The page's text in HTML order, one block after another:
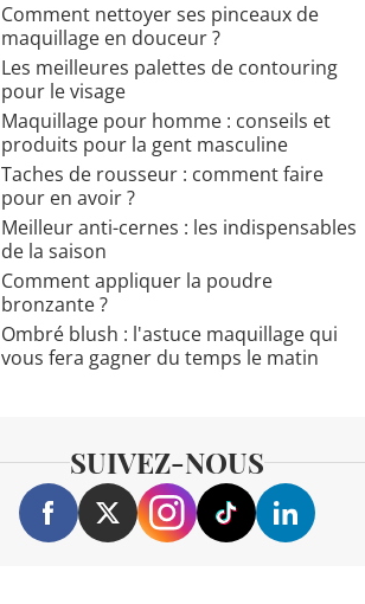
Comment nettoyer ses pinceaux de
maquillage en douceur ?
Les meilleures palettes de contouring
pour le visage
Maquillage pour homme : conseils et
produits pour la gent masculine
Taches de rousseur : comment faire
pour en avoir ?
Meilleur anti-cernes : les indispensables
de la saison
Comment appliquer la poudre
bronzante ?
Ombré blush : l'astuce maquillage qui
vous fera gagner du temps le matin
SUIVEZ-NOUS